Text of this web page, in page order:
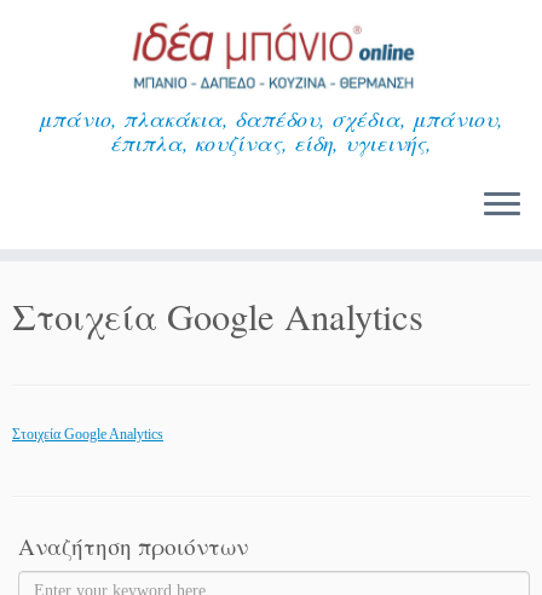
μπάνιο, πλακάκια, δαπέδου, σχέδια, μπάνιου,
έπιπλα, κουζίνας, είδη, υγιεινής,
Στοιχεία Google Analytics
Στοιχεία Google Analytics
Αναζήτηση προιόντων